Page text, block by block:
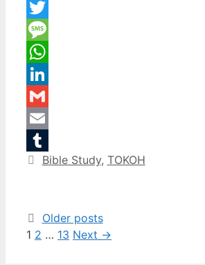
Facebook
Twitter
Message
WhatsApp
LinkedIn
Gmail
Email
Tumblr
Categories
Bible Study, TOKOH
Older posts
Page
1 Page
2 … Page
13 Next →